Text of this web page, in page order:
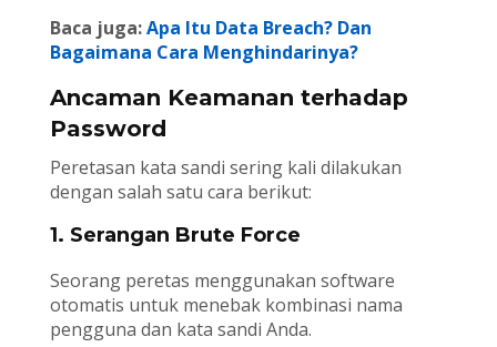
Baca juga:Apa Itu Data Breach? Dan
Bagaimana Cara Menghindarinya?
Ancaman Keamanan terhadap
Password
Peretasan kata sandi sering kali dilakukan
dengan salah satu cara berikut:
1. Serangan Brute Force
Seorang peretas menggunakan software
otomatis untuk menebak kombinasi nama
pengguna dan kata sandi Anda.